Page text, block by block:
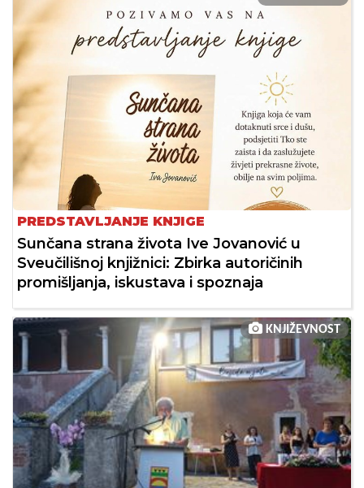
PREDSTAVLJANJE KNJIGE
Sunčana strana života Ive Jovanović u
Sveučilišnoj knjižnici: Zbirka autoričinih
promišljanja, iskustava i spoznaja
KNJIŽEVNOST